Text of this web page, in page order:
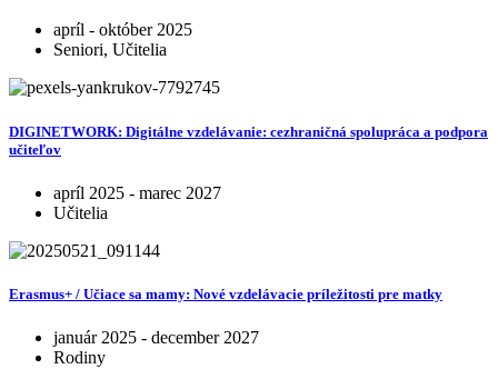
apríl - október 2025
Seniori, Učitelia
DIGINETWORK: Digitálne vzdelávanie: cezhraničná spolupráca a podpora
učiteľov
apríl 2025 - marec 2027
Učitelia
Erasmus+ / Učiace sa mamy: Nové vzdelávacie príležitosti pre matky
január 2025 - december 2027
Rodiny